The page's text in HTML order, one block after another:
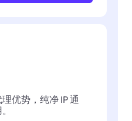
优势，纯净 IP 通